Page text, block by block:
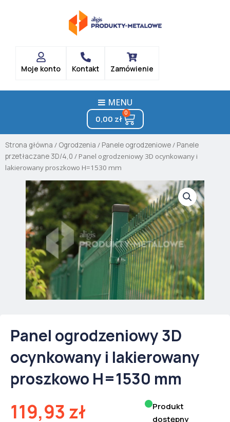
Moje konto Kontakt Zamówienie
MENU
0,00 zł
0
Cart
Strona główna / Ogrodzenia / Panele ogrodzeniowe/ Panele
przetłaczane 3D/4,0 / Panel ogrodzeniowy 3D ocynkowany i
lakierowany proszkowo H=1530 mm
Panel ogrodzeniowy 3D
ocynkowany i lakierowany
proszkowo H=1530 mm
119,93 zł
Produkt
dostępny